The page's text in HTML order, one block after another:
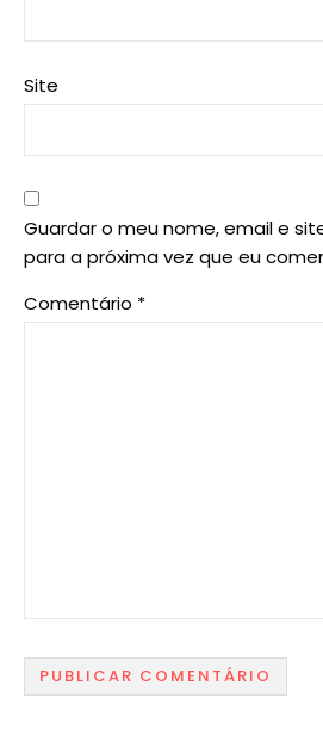
Site
Guardar o meu nome, email e
para a próxima vez que eu
Comentário *